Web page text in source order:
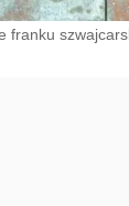
franku